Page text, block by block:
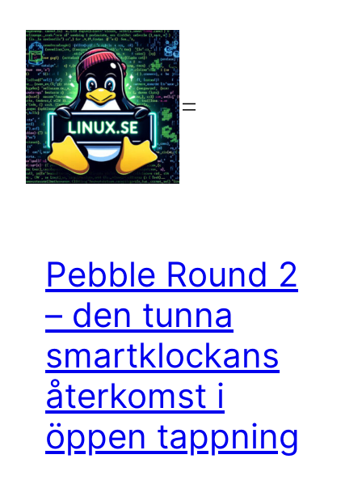
innehåll
Pebble Round 2
– den tunna
smartklockans
återkomst i
öppen tappning